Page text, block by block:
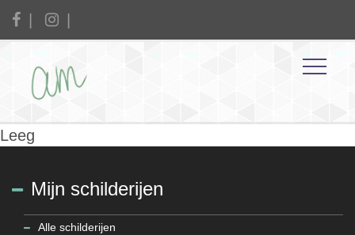
Leeg
Mijn schilderijen
Alle schilderijen